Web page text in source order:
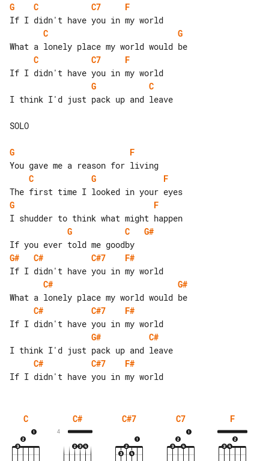
G
C C7
F
C
G
C
C7
F
G
C
I think I'd just pack up and leave
SOLO
G
F
C
G
F
G
F
G
C
G#
G#
C# C#7
F#
C#
G#
C#
C#7
F#
G#
C#
C#
C#7
F#
C C#
4
C#7 C7 F